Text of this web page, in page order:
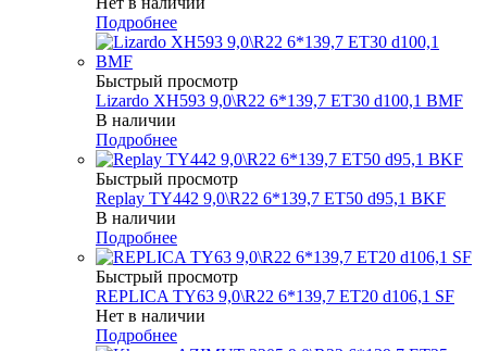
Подробнее
Быстрый просмотр
Lizardo XH593 9,0\R22 6*139,7 ET30 d100,1 BMF
В наличии
Подробнее
Быстрый просмотр
Replay TY442 9,0\R22 6*139,7 ET50 d95,1 BKF
В наличии
Подробнее
Быстрый просмотр
REPLICA TY63 9,0\R22 6*139,7 ET20 d106,1 SF
Нет в наличии
Подробнее